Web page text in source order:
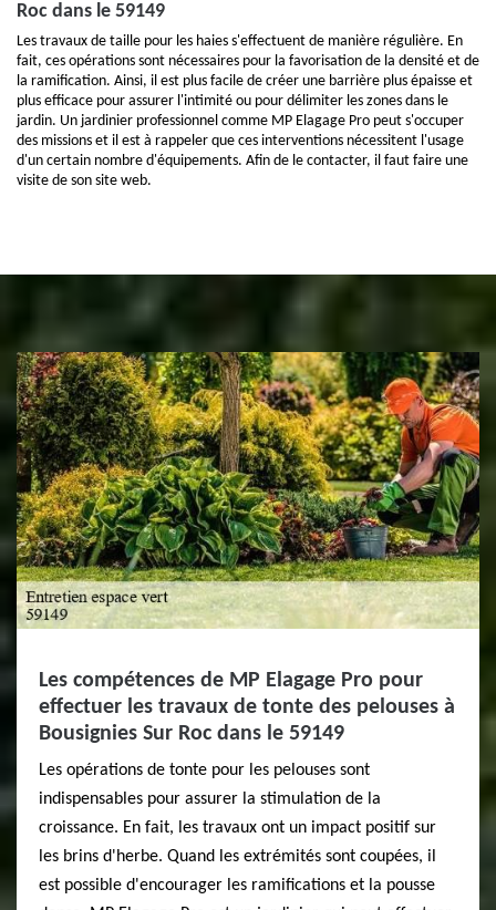
Roc dans le 59149
Les travaux de taille pour les haies s'effectuent de manière régulière. En
fait, ces opérations sont nécessaires pour la favorisation de la densité et de
la ramification. Ainsi, il est plus facile de créer une barrière plus épaisse et
plus efficace pour assurer l'intimité ou pour délimiter les zones dans le
jardin. Un jardinier professionnel comme MP Elagage Pro peut s'occuper
des missions et il est à rappeler que ces interventions nécessitent l'usage
d'un certain nombre d'équipements. Afin de le contacter, il faut faire une
visite de son site web.
Les compétences de MP Elagage Pro pour
effectuer les travaux de tonte des pelouses à
Bousignies Sur Roc dans le 59149
Les opérations de tonte pour les pelouses sont
indispensables pour assurer la stimulation de la
croissance. En fait, les travaux ont un impact positif sur
les brins d'herbe. Quand les extrémités sont coupées, il
est possible d'encourager les ramifications et la pousse